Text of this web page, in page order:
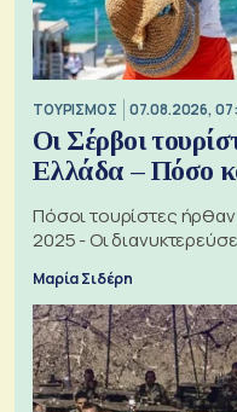
ΤΟΥΡΙΣΜΟΣ 07.08.2026,
Οι Σέρβοι
Ελλάδα – Πόσο
Πόσοι τουρίστες
2025 - Οι
Μαρία Σιδέρη